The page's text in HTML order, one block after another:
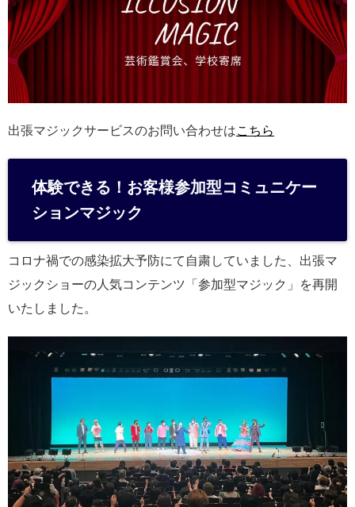
出張マジックサービスのお問い合わせはこちら
体験できる！お客様参加型コミュニケー
ションマジック
コロナ禍での感染拡大予防にて自粛していました、出張マ
ジックショーの人気コンテンツ「参加型マジック」を再開
いたしました。